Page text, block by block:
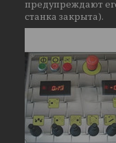
предупреждают
станка закрыта).